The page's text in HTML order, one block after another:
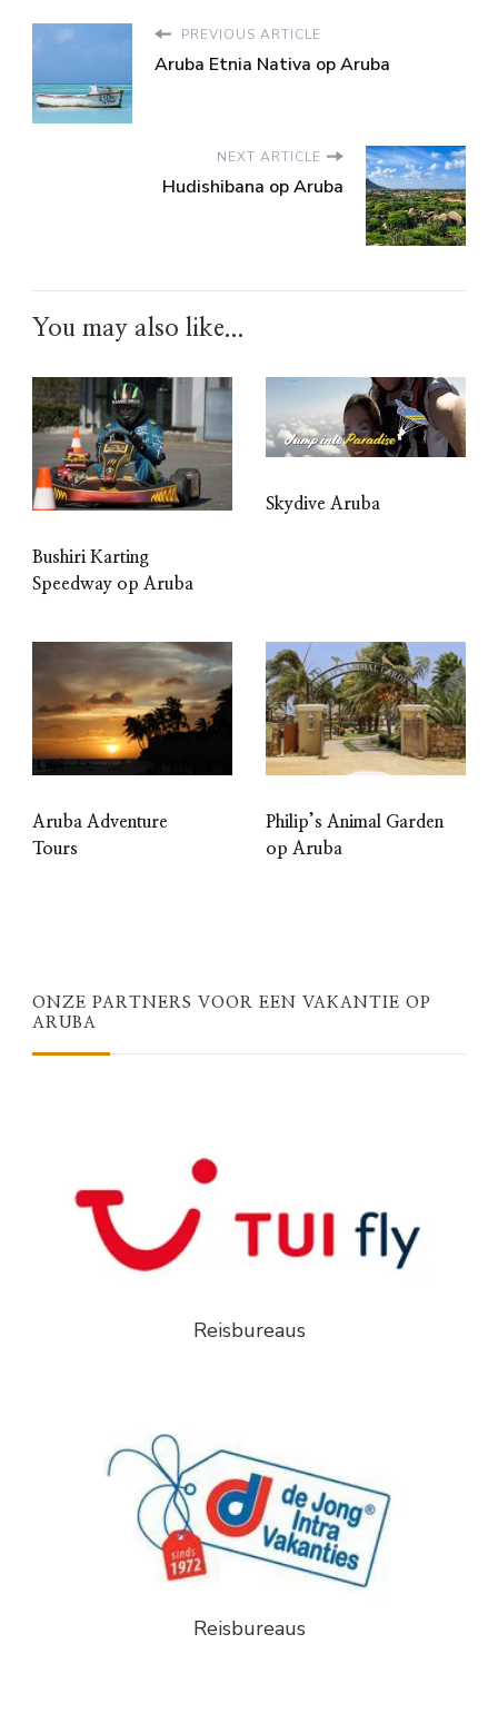
PREVIOUS ARTICLE
Aruba Etnia Nativa op Aruba
NEXT ARTICLE
Hudishibana op Aruba
You may also like...
Bushiri Karting
Speedway op Aruba
Skydive Aruba
Aruba Adventure
Tours
Philip’s Animal Garden
op Aruba
ONZE PARTNERS VOOR EEN VAKANTIE OP
ARUBA
Reisbureaus
Reisbureaus